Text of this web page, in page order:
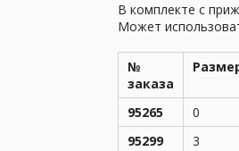
В комплекте с
Может
№
заказа
95265 0
95299
3